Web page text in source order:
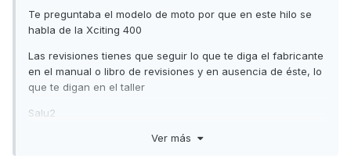
Te preguntaba el modelo de moto por que en este hilo se
habla de la Xciting 400
Las revisiones tienes que seguir lo que te diga el fabricante
en el manual o libro de revisiones y en ausencia de éste, lo
que te digan en el taller
Salu2
Ver más